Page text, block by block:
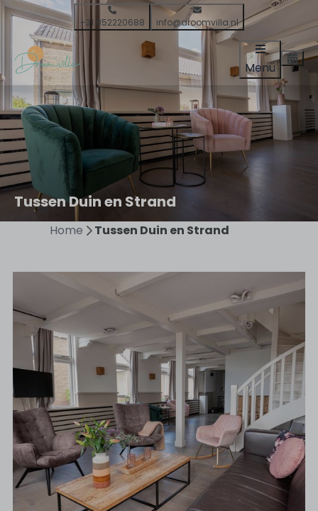
+31 852220688 info@droomvilla.nl
Menü
Tussen Duin en Strand
Home Tussen Duin en Strand